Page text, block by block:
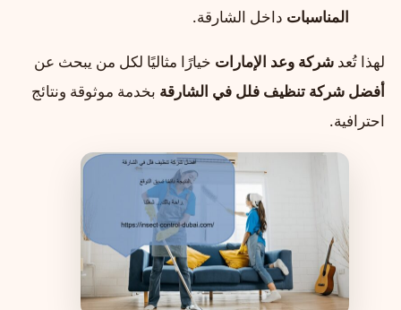
المناسبات داخل الشارقة.
لهذا تُعد شركة وعد الإمارات خيارًا مثاليًا لكل من يبحث عن
أفضل شركة تنظيف فلل في الشارقة بخدمة موثوقة ونتائج
احترافية.